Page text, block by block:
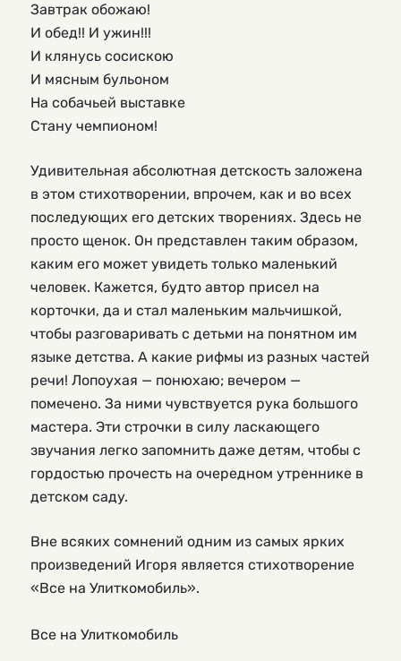
Завтрак обожаю!
И обед!! И ужин!!!
И клянусь сосискою
И мясным бульоном
На собачьей выставке
Стану чемпионом!
Удивительная абсолютная детскость заложена
в этом стихотворении, впрочем, как и во всех
последующих его детских творениях. Здесь не
просто щенок. Он представлен таким образом,
каким его может увидеть только маленький
человек. Кажется, будто автор присел на
корточки, да и стал маленьким мальчишкой,
чтобы разговаривать с детьми на понятном им
языке детства. А какие рифмы из разных частей
речи! Лопоухая — понюхаю; вечером —
помечено. За ними чувствуется рука большого
мастера. Эти строчки в силу ласкающего
звучания легко запомнить даже детям, чтобы с
гордостью прочесть на очередном утреннике в
детском саду.
Вне всяких сомнений одним из самых ярких
произведений Игоря является стихотворение
«Все на Улиткомобиль».
Все на Улиткомобиль